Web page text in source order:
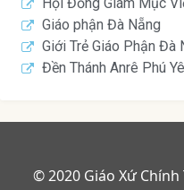
Hội Đồng Giám Mục
Giáo phận Đà Nẵng
Giới Trẻ Giáo Phận Đà
Đền Thánh Anrê Phú
© 2020 Giáo Xứ